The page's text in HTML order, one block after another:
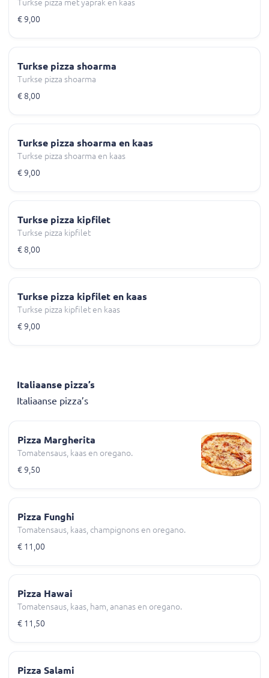
Turkse pizza met yaprak en kaas
€ 9,00
Turkse pizza shoarma
Turkse pizza shoarma
€ 8,00
Turkse pizza shoarma en kaas
Turkse pizza shoarma en kaas
€ 9,00
Turkse pizza kipfilet
Turkse pizza kipfilet
€ 8,00
Turkse pizza kipfilet en kaas
Turkse pizza kipfilet en kaas
€ 9,00
Italiaanse pizza’s
Italiaanse pizza’s
Pizza Margherita
Tomatensaus, kaas en oregano.
€ 9,50
Pizza Funghi
Tomatensaus, kaas, champignons en oregano.
€ 11,00
Pizza Hawai
Tomatensaus, kaas, ham, ananas en oregano.
€ 11,50
Pizza Salami